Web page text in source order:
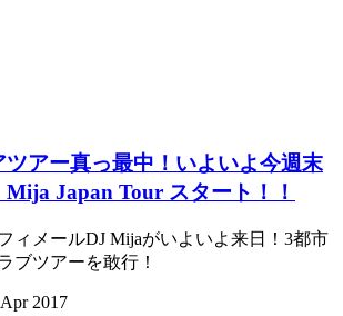
ツアー真っ最中！いよいよ今週末
Mija Japan Tour スタート！！
ィメールDJ Mijaがいよいよ来日！3都市
ブツアーを敢行！
2017